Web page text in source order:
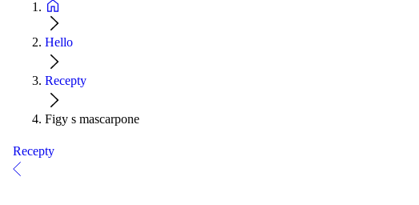
Hello
Recepty
Figy s mascarpone
Recepty